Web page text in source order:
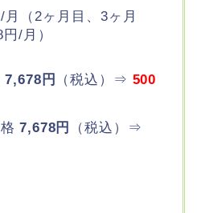
（2ヶ月目、3ヶ月
/月）
7,678円 （税込）⇒ 500
7,678円
（税込）⇒